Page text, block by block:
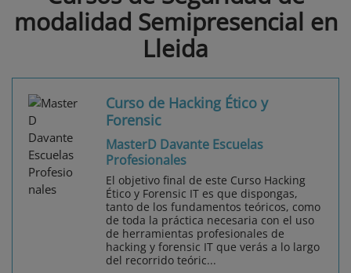
modalidad Semipresencial en
Lleida
Curso de Hacking Ético y
Forensic
MasterD Davante Escuelas
Profesionales
El objetivo final de este Curso Hacking
Ético y Forensic IT es que dispongas,
tanto de los fundamentos teóricos, como
de toda la práctica necesaria con el uso
de herramientas profesionales de
hacking y forensic IT que verás a lo largo
del recorrido teóric...